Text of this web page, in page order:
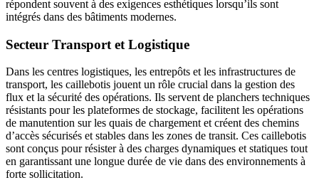
répondent souvent à des exigences esthétiques lorsqu’ils sont
intégrés dans des bâtiments modernes.
Secteur Transport et Logistique
Dans les centres logistiques, les entrepôts et les infrastructures de
transport, les caillebotis jouent un rôle crucial dans la gestion des
flux et la sécurité des opérations. Ils servent de planchers techniques
résistants pour les plateformes de stockage, facilitent les opérations
de manutention sur les quais de chargement et créent des chemins
d’accès sécurisés et stables dans les zones de transit. Ces caillebotis
sont conçus pour résister à des charges dynamiques et statiques tout
en garantissant une longue durée de vie dans des environnements à
forte sollicitation.